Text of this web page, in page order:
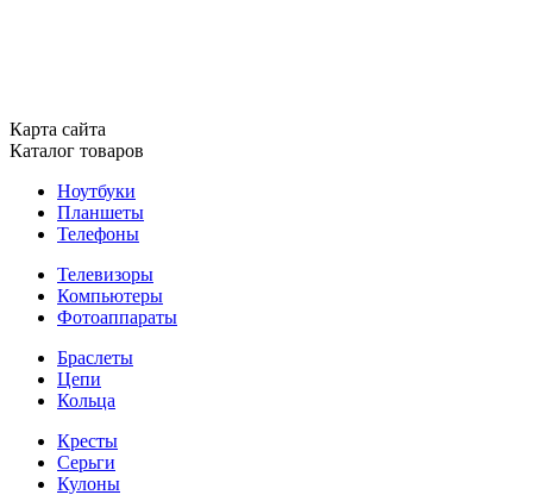
Карта сайта
Каталог товаров
Ноутбуки
Планшеты
Телефоны
Телевизоры
Компьютеры
Фотоаппараты
Браслеты
Цепи
Кольца
Кресты
Серьги
Кулоны